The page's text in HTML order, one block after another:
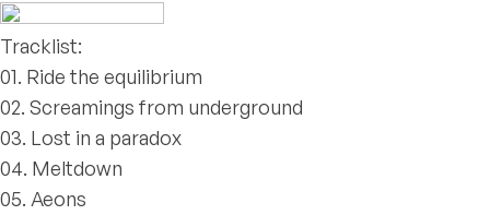
Tracklist:
01. Ride the equilibrium
02. Screamings from underground
03. Lost in a paradox
04. Meltdown
05. Aeons